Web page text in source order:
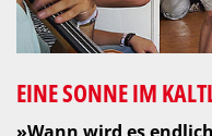
EINE SONNE IM